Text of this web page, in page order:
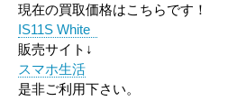
現在の買取価格はこちらです！
IS11S White
販売サイト↓
スマホ生活
是非ご利用下さい。